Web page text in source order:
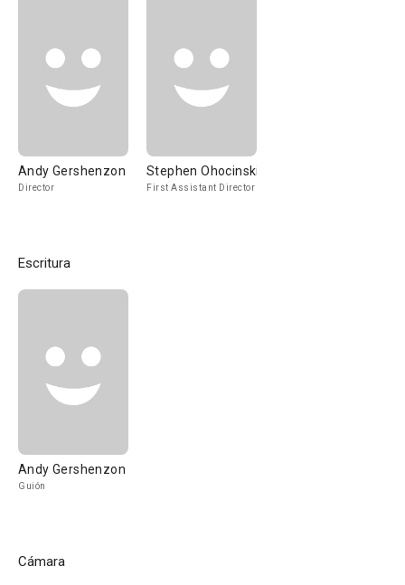
Andy Gershenzon
Director
Stephen Ohocinski
First Assistant Director
Escritura
Andy Gershenzon
Guión
Cámara